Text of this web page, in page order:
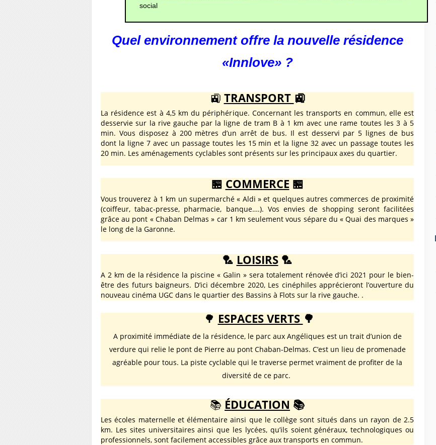
social
Quel environnement offre la nouvelle résidence
«Innlove» ?
🚉 TRANSPORT 🚉
La résidence est à 4,5 km du périphérique. Concernant les transports en commun, elle est
desservie sur la rive gauche par la ligne de tram B à 1 km avec une rame toutes les 3 à 5
min. Vous disposez à 200 mètres d’un arrêt de bus. Il est desservi par 5 lignes de bus
dont la ligne 7 avec un passage toutes les 15 min et la ligne 32 avec un passage toutes les
20 min. Les aménagements cyclables sont présents sur les principaux axes du quartier.
🏪 COMMERCE 🏪
Vous trouverez à 1 km un supermarché « Aldi » et quelques autres commerces de proximité
(coiffeur, tabac-presse, pharmacie, banque….). Vos envies de shopping seront facilitées
grâce au pont « Chaban Delmas » car 1 km seulement vous sépare du « Quai des marques »
le long de la Garonne.
🏸 LOISIRS🏸
A 2 km de la résidence la piscine « Galin » sera totalement rénovée d’ici 2021 pour le bien-
être des futurs baigneurs. D’ici décembre 2020, Les cinéphiles apprécieront l’ouverture du
nouveau cinéma UGC dans le quartier des Bassins à Flots sur la rive gauche. .
🌳 ESPACES VERTS 🌳
A proximité immédiate de la résidence, le parc aux Angéliques est un trait d’union de
verdure qui relie le pont de Pierre au pont Chaban-Delmas. C’est un lieu de promenade
agréable pour tous. La piste cyclable qui le traverse permet vraiment de profiter de la
diversité de ce parc.
📚 ÉDUCATION 📚
Les écoles maternelle et élémentaire ainsi que le collège sont situés dans un rayon de 2.5
km. Les sites universitaires ainsi que les lycées, qu’ils soient généraux, technologiques ou
professionnels, sont facilement accessibles grâce aux transports en commun.